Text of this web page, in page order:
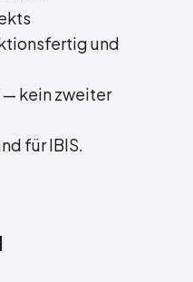
und
— kein zweiter
für IBIS.